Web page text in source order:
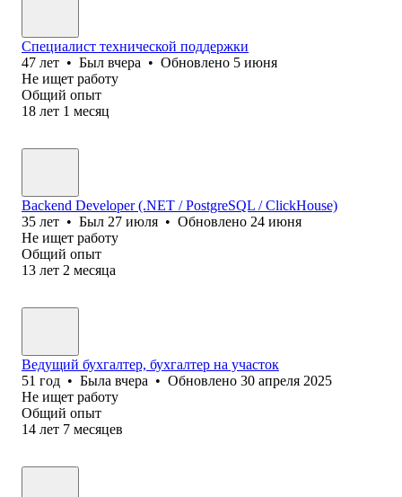
Специалист технической поддержки
47 лет • Был вчера • Обновлено 5 июня
Не ищет работу
Общий опыт
18 лет 1 месяц
Backend Developer (.NET / PostgreSQL / ClickHouse)
35 лет • Был 27 июля • Обновлено 24 июня
Не ищет работу
Общий опыт
13 лет 2 месяца
Ведущий бухгалтер, бухгалтер на участок
51 год • Была вчера • Обновлено 30 апреля 2025
Не ищет работу
Общий опыт
14 лет 7 месяцев